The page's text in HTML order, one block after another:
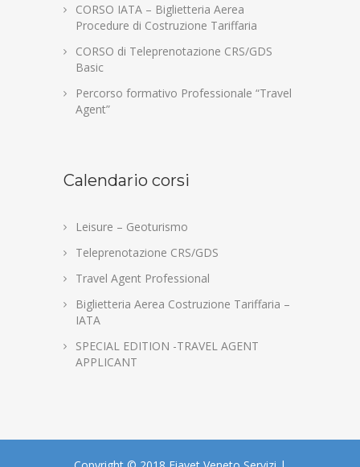
CORSO IATA – Biglietteria Aerea
Procedure di Costruzione Tariffaria
CORSO di Teleprenotazione CRS/GDS
Basic
Percorso formativo Professionale “Travel
Agent”
Calendario corsi
Leisure – Geoturismo
Teleprenotazione CRS/GDS
Travel Agent Professional
Biglietteria Aerea Costruzione Tariffaria –
IATA
SPECIAL EDITION -TRAVEL AGENT
APPLICANT